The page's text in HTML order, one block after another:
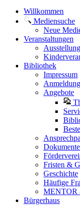
Willkommen
Mediensuche
Neue
Veranstaltungen
Bibliothek
Impressum
Anmeldung
Angebote
Fristen &
Geschichte
Häufige
MENTOR
Bürgerhaus